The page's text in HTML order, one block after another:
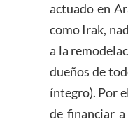
actuado en
como Irak,
a la
dueños de
íntegro). Por
de financiar